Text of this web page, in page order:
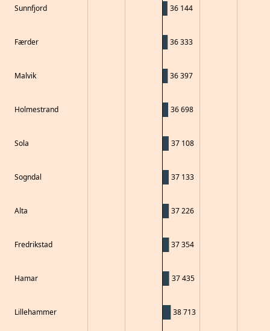
Sunnfjord
Færder
Malvik
Holmestrand
Sola
Sogndal
Alta
Fredrikstad
Hamar
Lillehammer
36 144
36 333
36 397
36 698
37 108
37 133
37 226
37 354
37 435
38 713